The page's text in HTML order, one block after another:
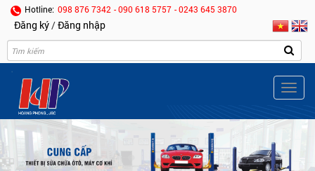
Hotline: 098 876 7342 - 090 618 5757 - 0243 645 3870
Đăng ký/Đăng nhập